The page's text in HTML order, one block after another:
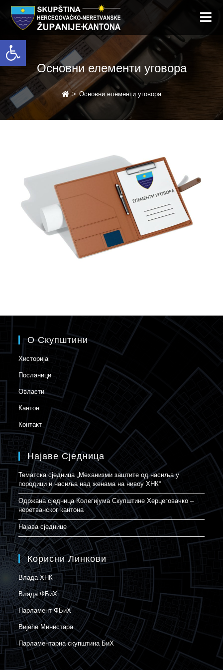
Open toolbar
Основни елементи уговора
> Основни елементи уговора
О Скупштини
Хисторија
Посланици
Овласти
Кантон
Контакт
Најаве Сједница
Тематска сједница „Механизми заштите од насиља у
породици и насиља над женама на нивоу ХНК“
Одржана сједница Колегијума Скупштине Херцеговачко –
неретванског кантона
Најава сједнице
Корисни Линкови
Влада ХНК
Влада ФБиХ
Парламент ФБиХ
Вијеће Министара
Парламентарна скупштина БиХ